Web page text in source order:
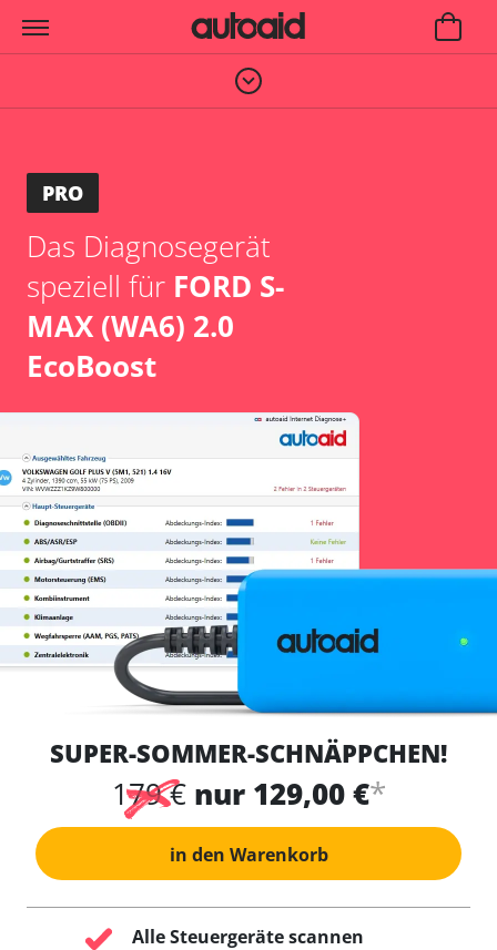
PRO
Das Diagnosegerät
speziell für FORD S-
MAX (WA6) 2.0
EcoBoost
SUPER-SOMMER-SCHNÄPPCHEN!
179 € nur 129,00 €*
in den Warenkorb
Alle Steuergeräte scannen